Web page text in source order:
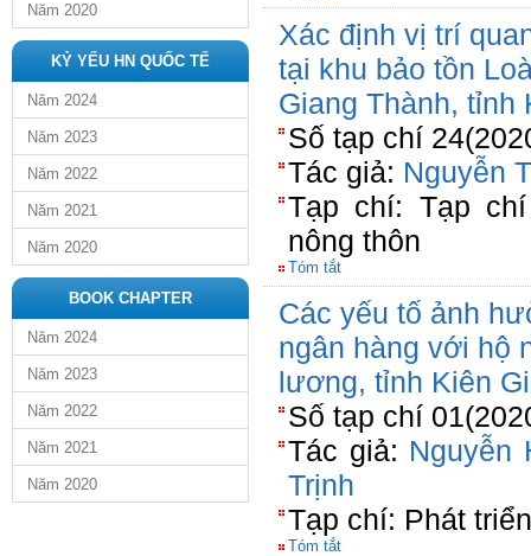
Năm 2020
KỶ YẾU HN QUỐC TẾ
Năm 2024
Năm 2023
Năm 2022
Năm 2021
Năm 2020
BOOK CHAPTER
Năm 2024
Năm 2023
Năm 2022
Năm 2021
Năm 2020
Xác định vị trí
tại khu bảo tồn
Giang Thành, tỉnh
Số tạp chí
Tác giả: Nguyễn
Tạp chí: Tạp
nông thôn
Tóm tắt
Các yếu tố ảnh
ngân hàng với hộ
lương, tỉnh Kiên
Số tạp chí
Tác giả: Nguyễn
Trịnh
Tạp chí: Phát
Tóm tắt